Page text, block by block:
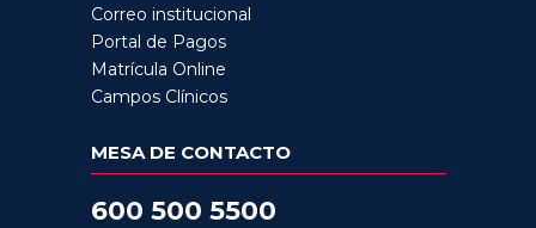
Correo institucional
Portal de Pagos
Matrícula Online
Campos Clínicos
MESA DE CONTACTO
600 500 5500